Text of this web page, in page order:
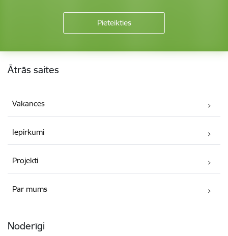
Kājene
Ātrās saites
Vakances
Iepirkumi
Projekti
Par mums
Noderīgi